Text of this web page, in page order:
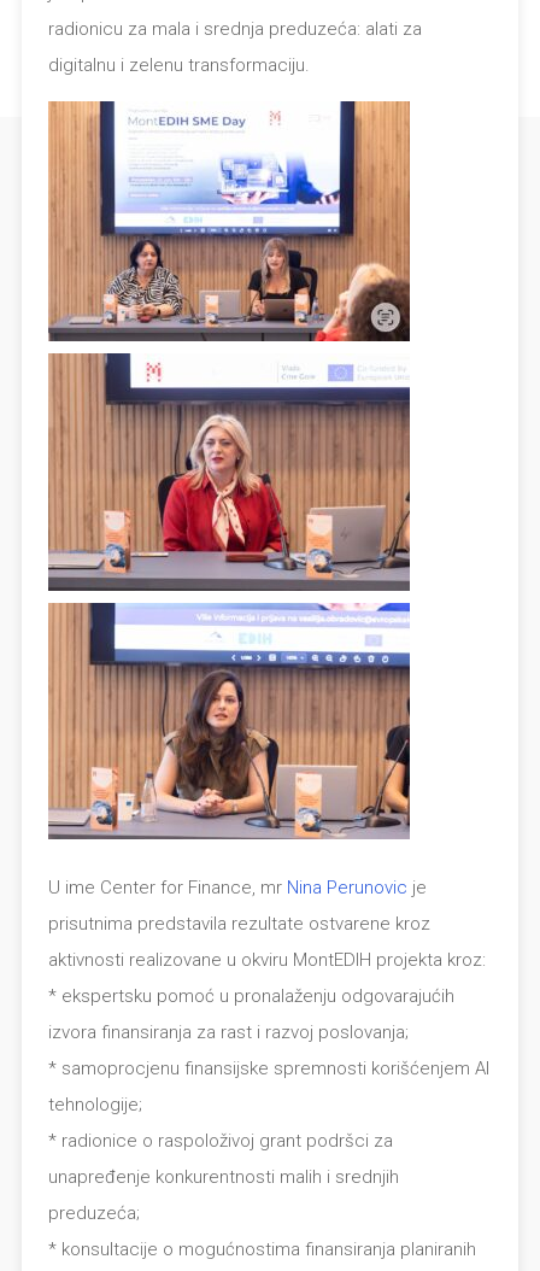
radionicu za mala i srednja preduzeća: alati za
digitalnu i zelenu transformaciju.
U ime Center for Finance, mr Nina Perunovic je
prisutnima predstavila rezultate ostvarene kroz
aktivnosti realizovane u okviru MontEDIH projekta kroz:
* ekspertsku pomoć u pronalaženju odgovarajućih
izvora finansiranja za rast i razvoj poslovanja;
* samoprocjenu finansijske spremnosti korišćenjem AI
tehnologije;
* radionice o raspoloživoj grant podršci za
unapređenje konkurentnosti malih i srednjih
preduzeća;
* konsultacije o mogućnostima finansiranja planiranih